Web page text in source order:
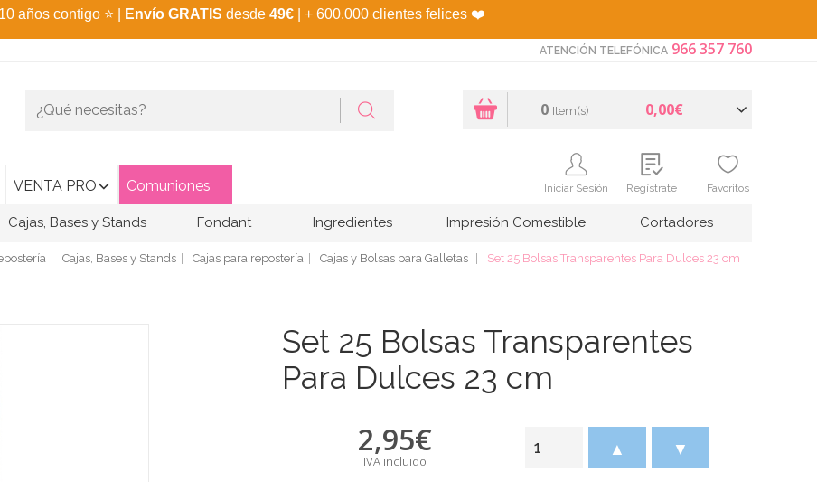
años contigo ⭐ Envío GRATIS desde 49€ | + 600.000 clientes felices ❤️
ATENCIÓN TELEFÓNICA 966 357 760
VENTA PRO Comuniones
0 Item(s) 0,00€
Iniciar Sesión Regístrate Favoritos
Cajas, Bases y Stands Fondant Ingredientes Impresión Comestible Cortadores
Cajas, Bases y Stands Cajas para repostería Cajas y Bolsas para Galletas Set 25 Bolsas Transparentes Para Dulces 23 cm
Set 25 Bolsas Transparentes
Para Dulces 23 cm
2,95€
IVA incluido
▲ ▼